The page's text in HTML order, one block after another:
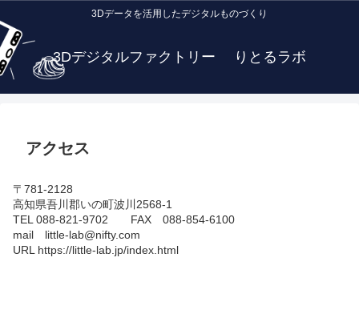
3Dデータを活用したデジタルものづくり
3Dデジタルファクトリー りとるラボ
アクセス
〒781-2128
高知県吾川郡いの町波川2568-1
TEL 088-821-9702 FAX 088-854-6100
mail little-lab@nifty.com
URL https://little-lab.jp/index.html